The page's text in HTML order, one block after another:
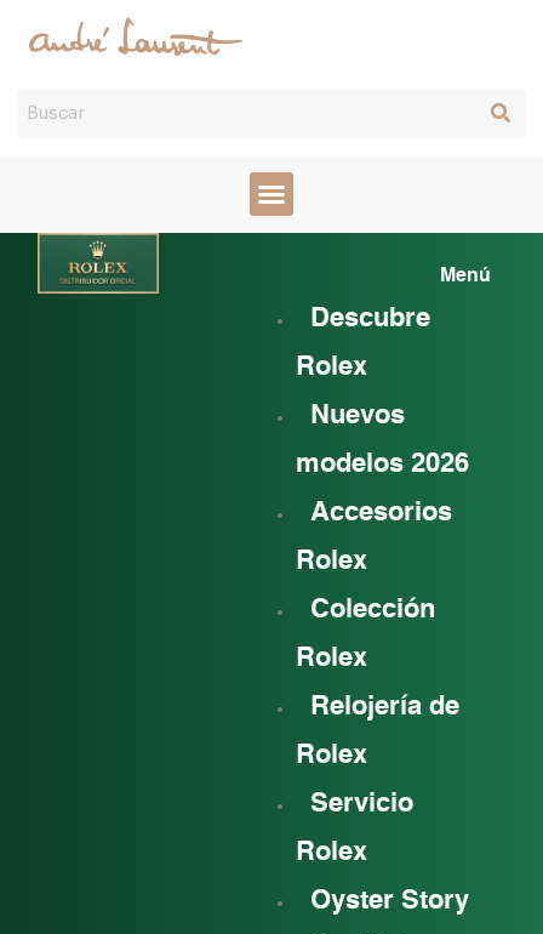
Menú
Descubre
Rolex
Nuevos
modelos 2026
Accesorios
Rolex
Colección
Rolex
Relojería de
Rolex
Servicio
Rolex
Oyster Story